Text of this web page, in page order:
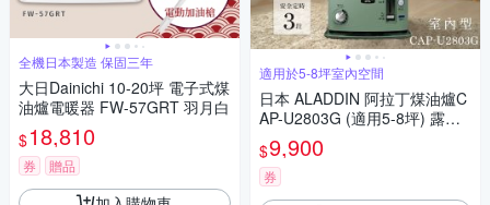
全機日本製造 保固三年
大日Dainichi 10-20坪 電子式煤
油爐電暖器 FW-57GRT 羽月白
$18,810
券 贈品
適用於5-8坪室內空間
日本 ALADDIN 阿拉丁煤油爐C
AP-U2803G (適用5-8坪) 露營
推薦
$9,900
券